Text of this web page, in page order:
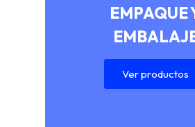
EMPAQUE
Ver productos